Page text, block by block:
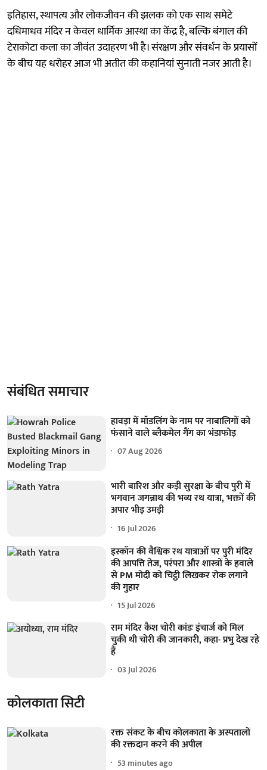
इतिहास, स्थापत्य और लोकजीवन की झलक को एक साथ समेटे
दधिमाधव मंदिर न केवल धार्मिक आस्था का केंद्र है, बल्कि बंगाल की
टेराकोटा कला का जीवंत उदाहरण भी है। संरक्षण और संवर्धन के प्रयासों
के बीच यह धरोहर आज भी अतीत की कहानियां सुनाती नजर आती है।
संबंधित समाचार
हावड़ा में मॉडलिंग के नाम पर नाबालिगों को
फंसाने वाले ब्लैकमेल गैंग का भंडाफोड़
07 Aug 2026
भारी बारिश और कड़ी सुरक्षा के बीच पुरी में
भगवान जगन्नाथ की भव्य रथ यात्रा, भक्तों की
अपार भीड़ उमड़ी
16 Jul 2026
इस्कॉन की वैश्विक रथ यात्राओं पर पुरी मंदिर
की आपत्ति तेज, परंपरा और शास्त्रों के हवाले
से PM मोदी को चिट्ठी लिखकर रोक लगाने
की गुहार
15 Jul 2026
राम मंदिर कैश चाेरी कांडः इंचार्ज को मिल
चुकी थी चोरी की जानकारी, कहा- प्रभु देख रहे
हैं
03 Jul 2026
कोलकाता सिटी
रक्त संकट के बीच कोलकाता के अस्पतालों
की रक्तदान करने की अपील
53 minutes ago